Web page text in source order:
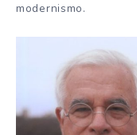
modernismo.